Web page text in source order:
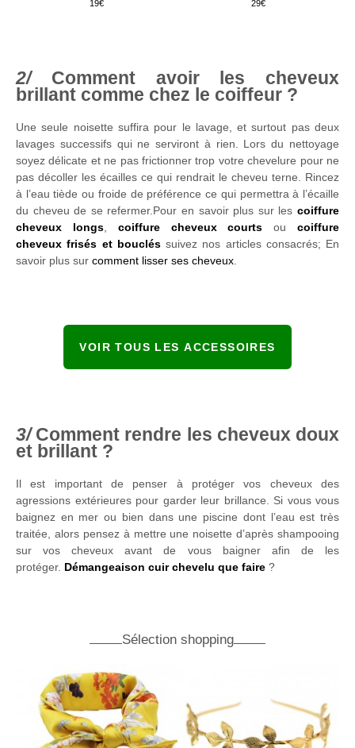
19 29
Comment avoir les cheveux
brillant comme chez le coiffeur ?
Une seule noisette suffira pour le lavage, et surtout pas deux
lavages successifs qui ne serviront à rien. Lors du nettoyage
soyez délicate et ne pas frictionner trop votre chevelure pour ne
pas décoller les écailles ce qui rendrait le cheveu terne. Rincez
à l’eau tiède ou froide de préférence ce qui permettra à l’écaille
du cheveu de se refermer.Pour en savoir plus sur les coiffure
cheveux longs, coiffure cheveux courts oucoiffure
cheveux frisés et boucléssuivez nos articles consacrés; En
savoir plus sur comment lisser ses cheveux
VOIR TOUS LES ACCESSOIRES
Comment rendre les cheveux doux
et brillant ?
Il est important de penser à protéger vos cheveux des
agressions extérieures pour garder leur brillance. Si vous vous
baignez en mer ou bien dans une piscine dont l’eau est très
traitée, alors pensez à mettre une noisette d’après shampooing
sur vos cheveux avant de vous baigner afin de les
protéger. Démangeaison cuir chevelu que faire ?
Sélection shopping